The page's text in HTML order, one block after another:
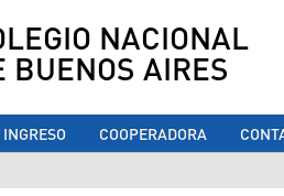
NACIONAL
BUENOS AIRES
INGRESO COOPERADORA